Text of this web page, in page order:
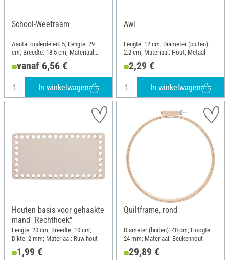
School-Weefraam
Aantal onderdelen: 5; Lengte: 29
cm; Breedte: 18.5 cm; Materiaal:
vanaf 6,56 €
In winkelwagen
Awl
Lengte: 12 cm; Diameter (buiten):
2.2 cm; Materiaal: Hout, Metaal
2,29 €
In winkelwagen
Houten basis voor gehaakte
mand "Rechthoek"
Lengte: 20 cm; Breedte: 10 cm;
Dikte: 2 mm; Materiaal: Ruw hout
1,99 €
Quiltframe, rond
Diameter (buiten): 40 cm; Hoogte:
24 mm; Materiaal: Beukenhout
29,89 €